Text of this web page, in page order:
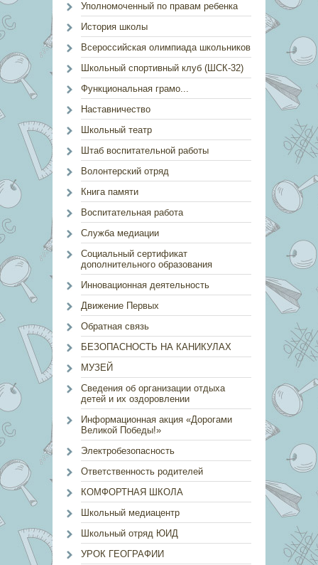
Уполномоченный по правам ребенка
История школы
Всероссийская олимпиада школьников
Школьный спортивный клуб (ШСК-32)
Функциональная грамо...
Наставничество
Школьный театр
Штаб воспитательной работы
Волонтерский отряд
Книга памяти
Воспитательная работа
Служба медиации
Социальный сертификат
дополнительного образования
Инновационная деятельность
Движение Первых
Обратная связь
БЕЗОПАСНОСТЬ НА КАНИКУЛАХ
МУЗЕЙ
Сведения об организации отдыха
детей и их оздоровлении
Информационная акция «Дорогами
Великой Победы!»
Электробезопасность
Ответственность родителей
КОМФОРТНАЯ ШКОЛА
Школьный медиацентр
Школьный отряд ЮИД
УРОК ГЕОГРАФИИ